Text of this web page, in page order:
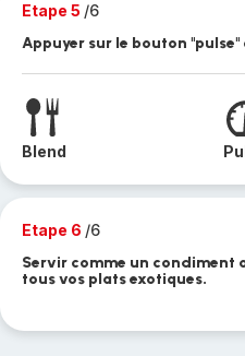
Etape 5 /6
Appuyer sur le bouton
Blend
Etape 6 /6
Servir comme un condiment
tous vos plats exotiques.